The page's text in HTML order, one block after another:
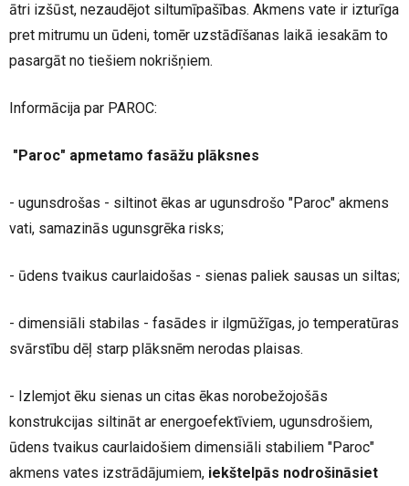
ātri izšūst, nezaudējot siltumīpašības. Akmens vate ir izturīga
pret mitrumu un ūdeni, tomēr uzstādīšanas laikā iesakām to
pasargāt no tiešiem nokrišņiem.
Informācija par PAROC:
"Paroc" apmetamo fasāžu plāksnes
- ugunsdrošas - siltinot ēkas ar ugunsdrošo "Paroc" akmens
vati, samazinās ugunsgrēka risks;
- ūdens tvaikus caurlaidošas - sienas paliek sausas un siltas;
- dimensiāli stabilas - fasādes ir ilgmūžīgas, jo temperatūras
svārstību dēļ starp plāksnēm nerodas plaisas.
- Izlemjot ēku sienas un citas ēkas norobežojošās
konstrukcijas siltināt ar energoefektīviem, ugunsdrošiem,
ūdens tvaikus caurlaidošiem dimensiāli stabiliem "Paroc"
akmens vates izstrādājumiem, iekštelpās nodrošināsiet